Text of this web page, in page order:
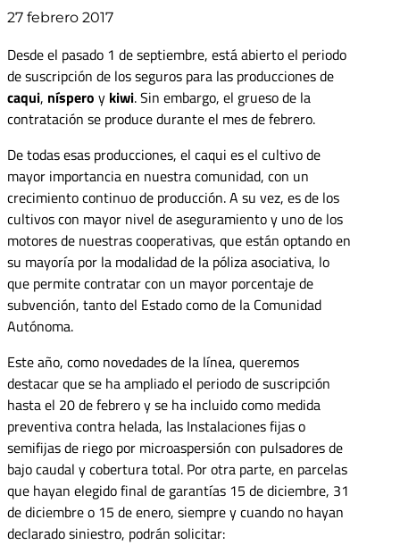
27 febrero 2017
Desde el pasado 1 de septiembre, está abierto el periodo
de suscripción de los seguros para las producciones de
caqui, níspero y kiwi. Sin embargo, el grueso de la
contratación se produce durante el mes de febrero.
De todas esas producciones, el caqui es el cultivo de
mayor importancia en nuestra comunidad, con un
crecimiento continuo de producción. A su vez, es de los
cultivos con mayor nivel de aseguramiento y uno de los
motores de nuestras cooperativas, que están optando en
su mayoría por la modalidad de la póliza asociativa, lo
que permite contratar con un mayor porcentaje de
subvención, tanto del Estado como de la Comunidad
Autónoma.
Este año, como novedades de la línea, queremos
destacar que se ha ampliado el periodo de suscripción
hasta el 20 de febrero y se ha incluido como medida
preventiva contra helada, las Instalaciones fijas o
semifijas de riego por microaspersión con pulsadores de
bajo caudal y cobertura total. Por otra parte, en parcelas
que hayan elegido final de garantías 15 de diciembre, 31
de diciembre o 15 de enero, siempre y cuando no hayan
declarado siniestro, podrán solicitar: